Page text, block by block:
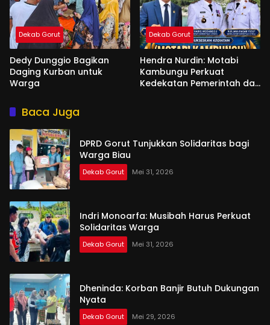
Dekab Gorut
Dedy Dunggio Bagikan
Daging Kurban untuk
Warga
Dekab Gorut
Hendra Nurdin: Motabi
Kambungu Perkuat
Kedekatan Pemerintah dan
Baca Juga
DPRD Gorut Tunjukkan Solidaritas bagi
Warga Biau
Dekab Gorut Mei 31, 2026
Indri Monoarfa: Musibah Harus Perkuat
Solidaritas Warga
Dekab Gorut Mei 31, 2026
Dheninda: Korban Banjir Butuh Dukungan
Nyata
Dekab Gorut Mei 29, 2026